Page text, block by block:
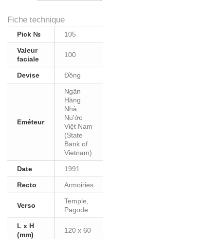
Fiche technique
Pick № 105
Valeur
faciale
100
Devise Ðồng
Eméteur
Ngân
Hàng
Nhà
Nu'ớc
Việt Nam
(State
Bank of
Vietnam)
Date 1991
Recto Armoiries
Verso
Temple,
Pagode
L x H
(mm)
120 x 60